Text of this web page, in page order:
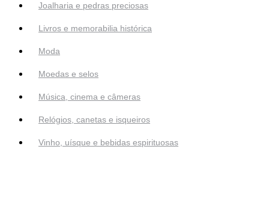
Joalharia e pedras preciosas
Livros e memorabilia histórica
Moda
Moedas e selos
Música, cinema e câmeras
Relógios, canetas e isqueiros
Vinho, uísque e bebidas espirituosas